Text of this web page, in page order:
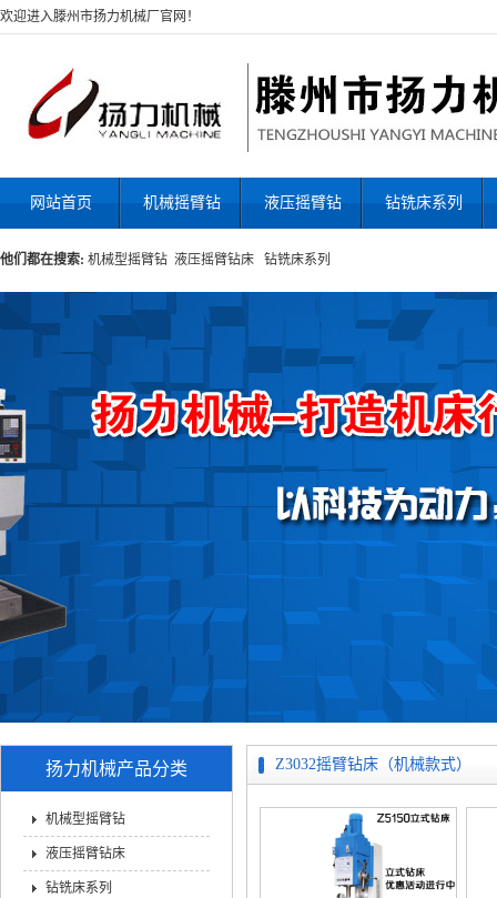
欢迎进入滕州市扬力机械厂官网！
网站首页 机械摇臂钻 液压摇臂钻 钻铣床系列
他们都在搜索: 机械型摇臂钻 液压摇臂钻床 钻铣床系列
扬力机械产品分类
机械型摇臂钻
液压摇臂钻床
钻铣床系列
Z3032摇臂钻床（机械款式）